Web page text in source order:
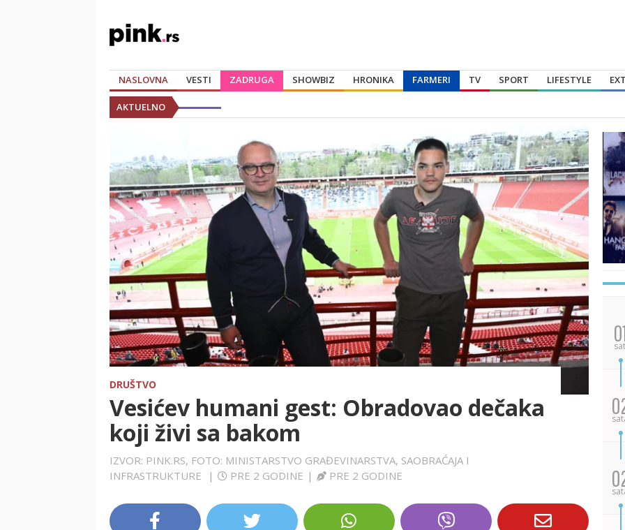
NASLOVNA VESTI ZADRUGA SHOWBIZ HRONIKA FARMERI TV SPORT LIFESTYLE
AKTUELNO
DRUŠTVO
Vesićev humani gest: Obradovao dečaka
koji živi sa bakom
IZVOR: PINK.RS, FOTO: MINISTARSTVO GRAĐEVINARSTVA, SAOBRAĆAJA I
INFRASTRUKTURE
| PRE 2 GODINE | PRE 2 GODINE
sat